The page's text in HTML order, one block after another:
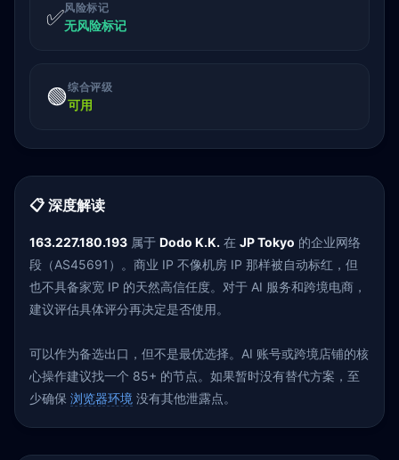
✅风险标记
无风险标记
🟢综合评级
可用
📋 深度解读
163.227.180.193 属于 Dodo K.K. 在 JP Tokyo 的企业网络
段（AS45691）。商业 IP 不像机房 IP 那样被自动标红，但
也不具备家宽 IP 的天然高信任度。对于 AI 服务和跨境电商，
建议评估具体评分再决定是否使用。
可以作为备选出口，但不是最优选择。AI 账号或跨境店铺的核
心操作建议找一个 85+ 的节点。如果暂时没有替代方案，至
少确保 浏览器环境 没有其他泄露点。